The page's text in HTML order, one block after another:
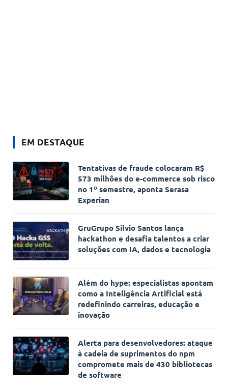
EM DESTAQUE
Tentativas de fraude colocaram R$
573 milhões do e-commerce sob risco
no 1º semestre, aponta Serasa
Experian
GruGrupo Silvio Santos lança
hackathon e desafia talentos a criar
soluções com IA, dados e tecnologia
Além do hype: especialistas apontam
como a Inteligência Artificial está
redefinindo carreiras, educação e
inovação
Alerta para desenvolvedores: ataque
à cadeia de suprimentos do npm
compromete mais de 430 bibliotecas
de software